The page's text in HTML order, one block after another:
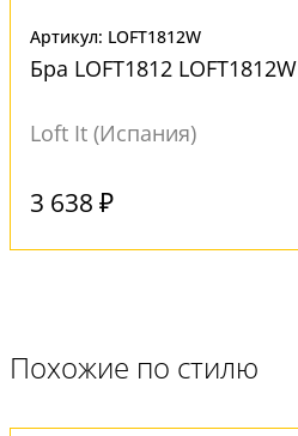
Артикул: LOFT1812W
Бра LOFT1812 LOFT1812W
Loft It (Испания)
3 638 ₽
Похожие по стилю